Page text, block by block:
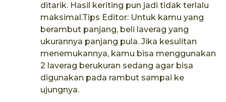
ditarik. Hasil keriting pun jadi tidak terlalu
maksimal.Tips Editor: Untuk kamu yang
berambut panjang, beli laverag yang
ukurannya panjang pula. Jika kesulitan
menemukannya, kamu bisa menggunakan
2 laverag berukuran sedang agar bisa
digunakan pada rambut sampai ke
ujungnya.